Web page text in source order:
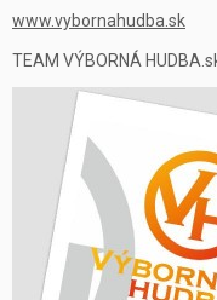
www.vybornahudba.sk
TEAM VÝBORNÁ